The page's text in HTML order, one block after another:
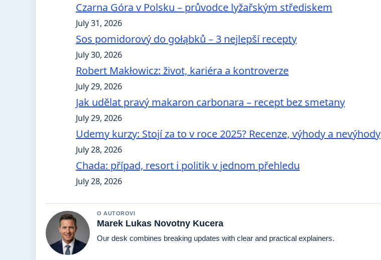
Czarna Góra v Polsku – průvodce lyžařským střediskem
July 31, 2026
Sos pomidorový do gołąbků – 3 nejlepší recepty
July 30, 2026
Robert Makłowicz: život, kariéra a kontroverze
July 29, 2026
Jak udělat pravý makaron carbonara – recept bez smetany
July 29, 2026
Udemy kurzy: Stojí za to v roce 2025? Recenze, výhody a nevýhody
July 28, 2026
Chada: případ, resort i politik v jednom přehledu
July 28, 2026
O AUTOROVI
Marek Lukas Novotny Kucera
Our desk combines breaking updates with clear and practical explainers.